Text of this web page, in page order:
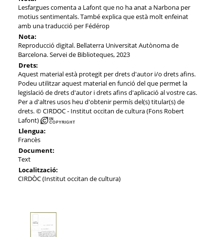
Lesfargues comenta a Lafont que no ha anat a Narbona per
motius sentimentals. També explica que està molt enfeinat
amb una traducció per Fédérop
Nota:
Reproducció digital. Bellaterra Universitat Autònoma de
Barcelona. Servei de Biblioteques, 2023
Drets:
Aquest material està protegit per drets d'autor i/o drets afins.
Podeu utilitzar aquest material en funció del que permet la
legislació de drets d'autor i drets afins d'aplicació al vostre cas.
Per a d'altres usos heu d'obtenir permís del(s) titular(s) de
drets. © CIRDOC - Institut occitan de cultura (Fons Robert
Lafont)
Llengua:
Francès
Document:
Text
Localització:
CIRDÒC (Institut occitan de cultura)